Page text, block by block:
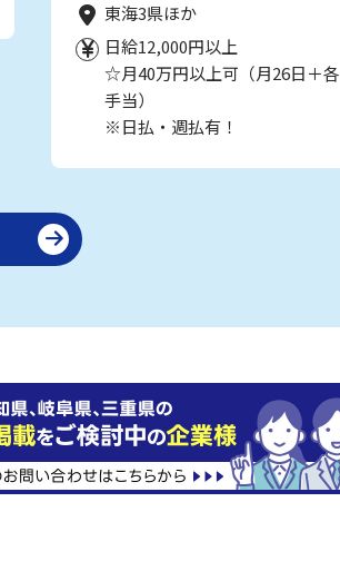
東海3県ほか
日給12,000円以上
☆月40万円以上可（月26日＋各
手当）
※日払・週払有！